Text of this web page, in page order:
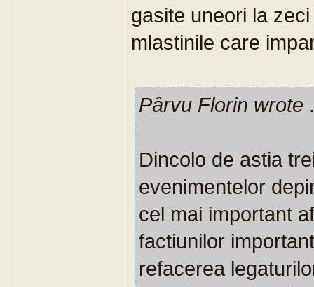
gasite uneori la
mlastinile care
Pârvu Florin wrote
Dincolo de astia
evenimentelor
cel mai important
factiunilor
refacerea